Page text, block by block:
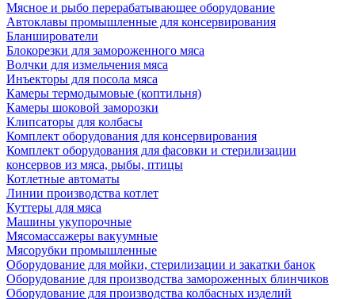
Мясное и рыбо перерабатывающее оборудование
Автоклавы промышленные для консервирования
Бланширователи
Блокорезки для замороженного мяса
Волчки для измельчения мяса
Инъекторы для посола мяса
Камеры термодымовые (коптильня)
Камеры шоковой заморозки
Клипсаторы для колбасы
Комплект оборудования для консервирования
Комплект оборудования для фасовки и стерилизации
консервов из мяса, рыбы, птицы
Котлетные автоматы
Линии производства котлет
Куттеры для мяса
Машины укупорочные
Мясомассажеры вакуумные
Мясорубки промышленные
Оборудование для мойки, стерилизации и закатки банок
Оборудование для производства замороженных блинчиков
Оборудование для производства колбасных изделий